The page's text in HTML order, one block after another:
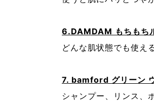
6.DAMDAM もちもち
どんな肌状態でも使え
7. bamford グリーン
シャンプー、リンス、